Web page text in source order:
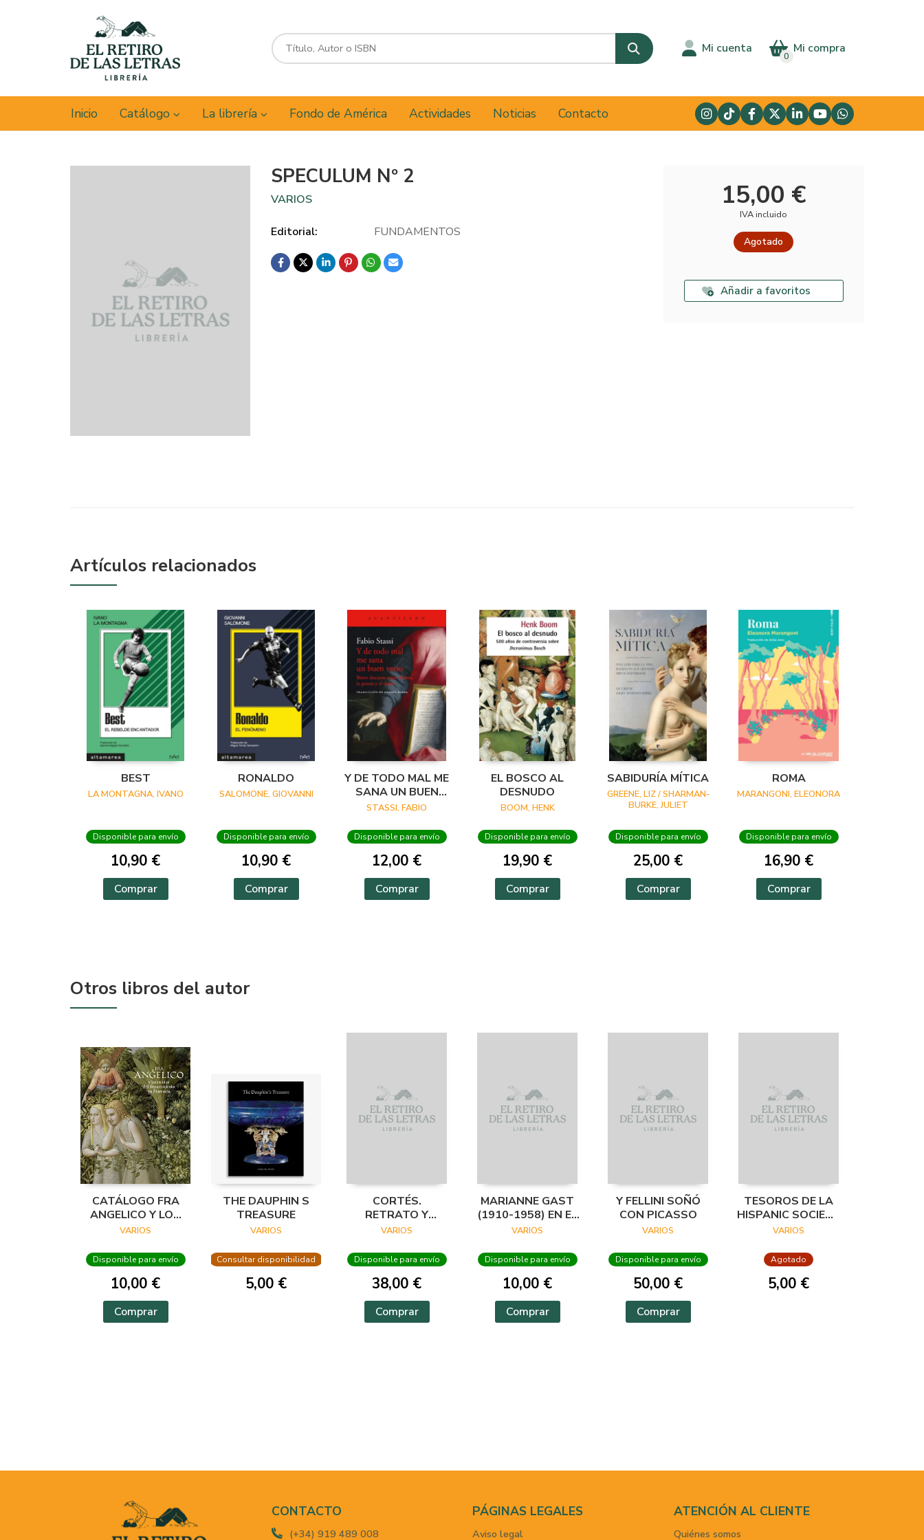
Mi cuenta Mi compra
0
Inicio Catálogo La librería Fondo de América Actividades Noticias Contacto
SPECULUM Nº 2
VARIOS
Editorial: FUNDAMENTOS
15,00 €
IVA incluido
Agotado
Añadir a favoritos
Artículos relacionados
BEST
LA MONTAGNA, IVANO
Disponible para envío
10,90 €
Comprar
RONALDO
SALOMONE, GIOVANNI
Disponible para envío
10,90 €
Comprar
Y DE TODO MAL ME
SANA UN BUEN
VERSO
STASSI, FABIO
Disponible para envío
12,00 €
Comprar
EL BOSCO AL
DESNUDO
BOOM, HENK
Disponible para envío
19,90 €
Comprar
SABIDURÍA MÍTICA
GREENE, LIZ / SHARMAN-
BURKE, JULIET
Disponible para envío
25,00 €
Comprar
ROMA
MARANGONI, ELEONORA
Disponible para envío
16,90 €
Comprar
Otros libros del autor
CATÁLOGO FRA
ANGELICO Y LOS
INICIOS DEL
FLORENCIA
VARIOS
Disponible para envío
10,00 €
Comprar
THE DAUPHIN S
TREASURE
VARIOS
Consultar disponibilidad
5,00 €
CORTÉS.
RETRATO Y
ESTRUCTURA
VARIOS
Disponible para envío
38,00 €
Comprar
MARIANNE GAST
(1910-1958) EN EL
ARCHIVO
VARIOS
Disponible para envío
10,00 €
Comprar
Y FELLINI SOÑÓ
CON PICASSO
VARIOS
Disponible para envío
50,00 €
Comprar
TESOROS DE LA
HISPANIC SOCIETY
OF AMERICA.
MUNDO
HISPÁNICO
VARIOS
Agotado
5,00 €
CONTACTO
(+34) 919 489 008
PÁGINAS LEGALES
Aviso legal
ATENCIÓN AL CLIENTE
Quiénes somos